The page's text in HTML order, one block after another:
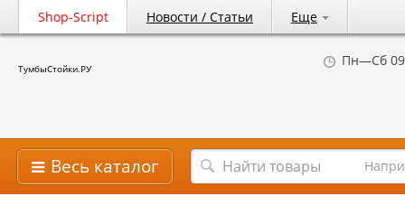
Shop-Script Новости / Статьи Еще
ТумбыСтойки.РУ Пн—Сб
Весь каталог